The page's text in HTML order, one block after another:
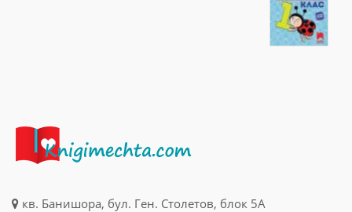
кв. Банишора, бул. Ген. Столетов, блок 5А